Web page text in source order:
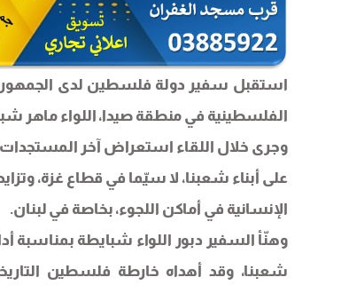
استقبل سفير دولة فلسطين لدى الجمهورية
الفلسطينية في منطقة صيدا، اللواء ماهر
وجرى خلال اللقاء استعراض آخر
على أبناء شعبنا، لا سيّما في قطاع غزة،
الإنسانية في أماكن اللجوء، بخاصة في لبنان.
وهنّأ السفير دبور اللواء شبايطة بمناسبة
شعبنا، وقد أهداه خارطة فلسطين